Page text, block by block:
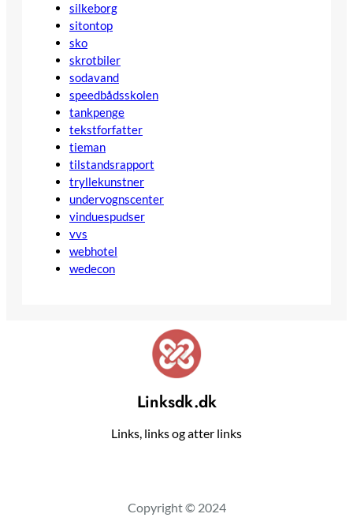
silkeborg
sitontop
sko
skrotbiler
sodavand
speedbådsskolen
tankpenge
tekstforfatter
tieman
tilstandsrapport
tryllekunstner
undervognscenter
vinduespudser
vvs
webhotel
wedecon
Linksdk.dk
Links, links og atter links
Copyright © 2024